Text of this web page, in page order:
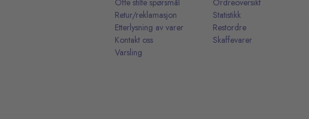
Retur/reklamasjon
Etterlysning av varer
Kontakt oss
Varsling
Statistikk
Restordre
Skaffevarer